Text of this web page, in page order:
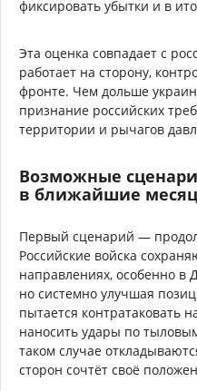
фиксировать убытки и в
Эта оценка совпадает с
работает на сторону,
фронте. Чем дольше
признание российских
территории и рычагов
Возможные
в ближайшие
Первый сценарий —
Российские войска
направлениях, особенно в
но системно улучшая
пытается контратаковать
наносить удары по
таком случае
сторон сочтёт своё